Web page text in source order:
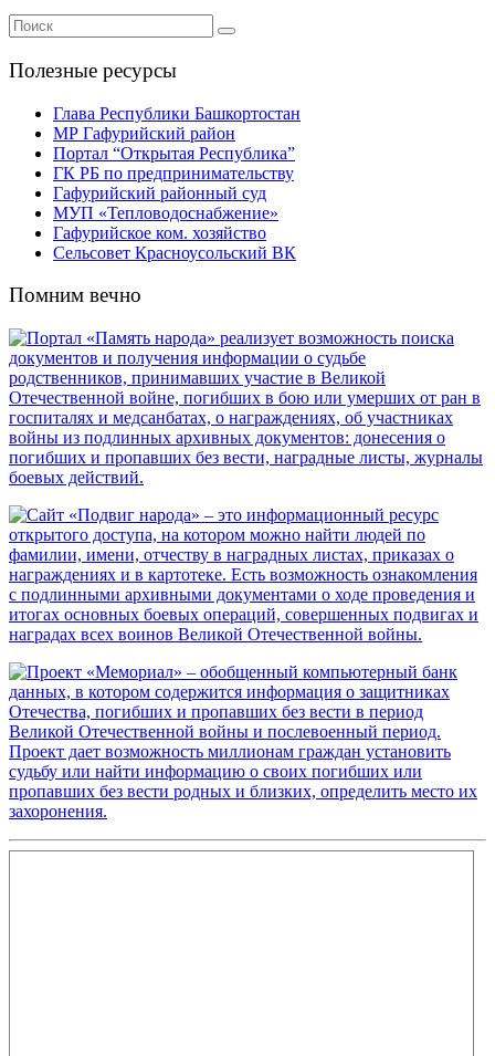
Полезные ресурсы
Глава Республики Башкортостан
МР Гафурийский район
Портал “Открытая Республика”
ГК РБ по предпринимательству
Гафурийский районный суд
МУП «Тепловодоснабжение»
Гафурийское ком. хозяйство
Сельсовет Красноусольский ВК
Помним вечно